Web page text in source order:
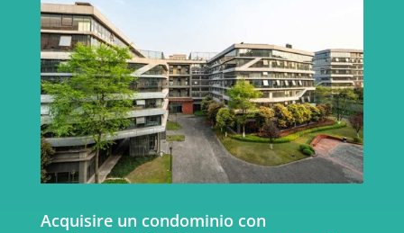
Acquisire un condominio con